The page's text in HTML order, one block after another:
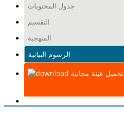
جدول المحتويات
التقسيم
المنهجية
الرسوم البيانية
تحميل عينة مجانية